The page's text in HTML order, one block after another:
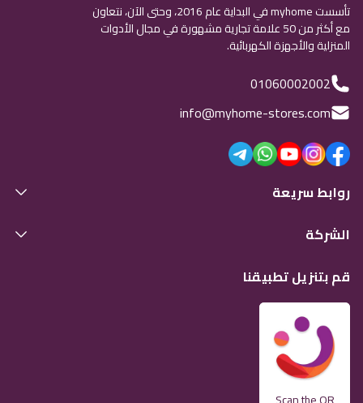
تأسست myhome في البداية عام 2016، وحتى الآن، نتعاون
مع أكثر من 50 علامة تجارية مشهورة في مجال الأدوات
المنزلية والأجهزة الكهربائية.
01060002002
info@myhome-stores.com
روابط سريعة
الشركة
قم بتنزيل تطبيقنا